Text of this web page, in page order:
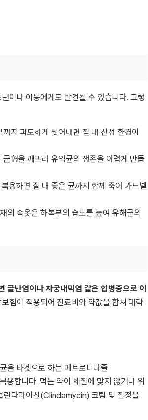
이나 아동에게도 발견될 수 있습니다. 그렇
지 과도하게 씻어내면 질 내 산성 환경이
형을 깨뜨려 유익균의 생존을 어렵게 만듭
용하면 질 내 좋은 균까지 함께 죽어 가드넬
의 속옷은 하복부의 습도를 높여 유해균의
골반염이나 자궁내막염 같은 합병증으로 이
험이 적용되어 진료비와 약값을 합쳐 대략
을 타겟으로 하는 메트로니다졸
합니다. 먹는 약이 체질에 맞지 않거나 위
린다마이신(Clindamycin) 크림 및 질정을